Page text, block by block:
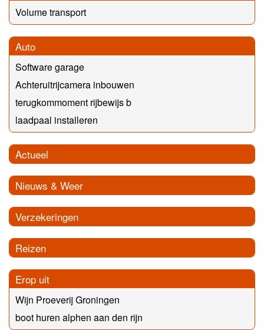
Volume transport
Auto
Software garage
Achteruitrijcamera inbouwen
terugkommoment rijbewijs b
laadpaal installeren
Actueel
Nieuws & Weer
Verzekeringen
Reizen
Erop uit
Wijn Proeverij Groningen
boot huren alphen aan den rijn